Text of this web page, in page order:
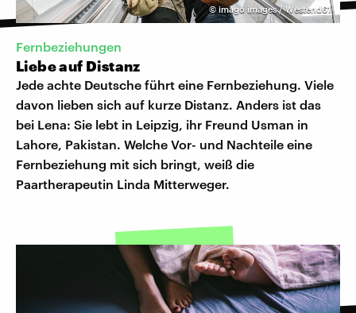
©imago images / Westend61
Fernbeziehungen
Liebe auf Distanz
Jede achte Deutsche führt eine Fernbeziehung. Viele
davon lieben sich auf kurze Distanz. Anders ist das
bei Lena: Sie lebt in Leipzig, ihr Freund Usman in
Lahore, Pakistan. Welche Vor- und Nachteile eine
Fernbeziehung mit sich bringt, weiß die
Paartherapeutin Linda Mitterweger.